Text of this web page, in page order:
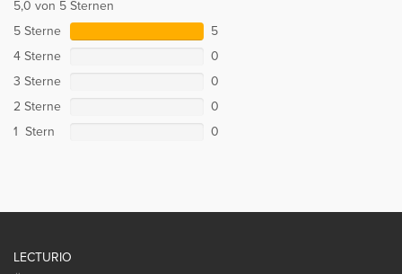
5,0 von 5 Sternen
5 Sterne
5
4 Sterne
0
3 Sterne
0
2 Sterne
0
1 Stern
0
LECTURIO